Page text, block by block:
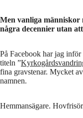
Men vanliga människor
några decennier utan
På Facebook har jag
titeln ”
fina gravstenar. Mycket
namnen.
Hemmansägare.